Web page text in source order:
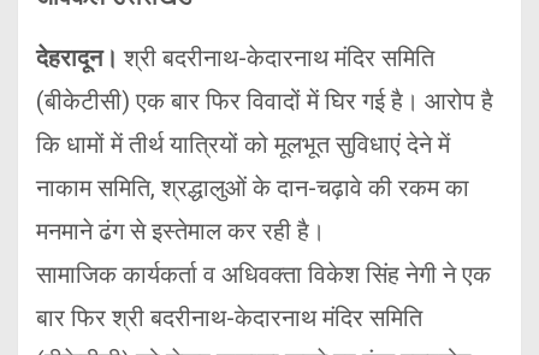
देहरादून। श्री बदरीनाथ-केदारनाथ मंदिर समिति
(बीकेटीसी) एक बार फिर विवादों में घिर गई है। आरोप है
कि धामों में तीर्थ यात्रियों को मूलभूत सुविधाएं देने में
नाकाम समिति, श्रद्धालुओं के दान-चढ़ावे की रकम का
मनमाने ढंग से इस्तेमाल कर रही है।
सामाजिक कार्यकर्ता व अधिवक्ता विकेश सिंह नेगी ने एक
बार फिर श्री बदरीनाथ-केदारनाथ मंदिर समिति